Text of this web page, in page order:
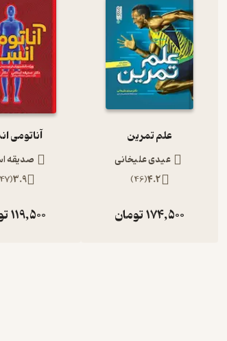
علم تمرین
عیدی علیخانی
4.2
(
46
)
174,500تومان
آناتومی
صدیقه
3.9
(
119,500